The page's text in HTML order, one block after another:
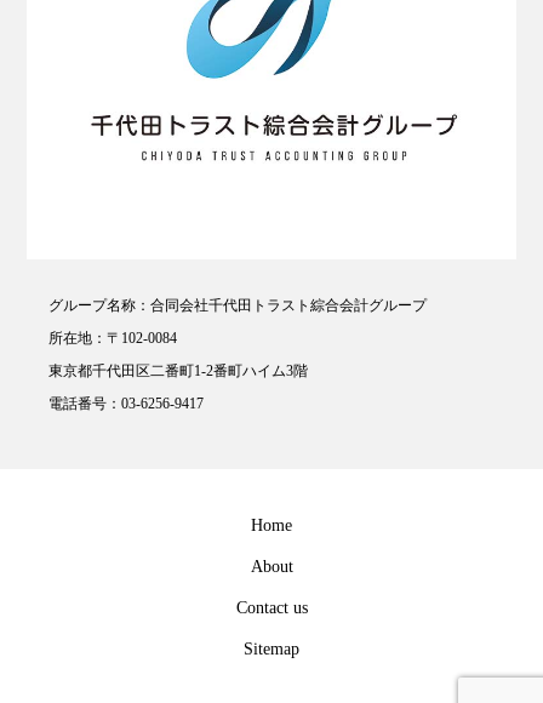
グループ名称：合同会社千代田トラスト綜合会計グループ
所在地：〒102-0084
東京都千代田区二番町1-2番町ハイム3階
電話番号：03-6256-9417
Home
About
Contact us
Sitemap